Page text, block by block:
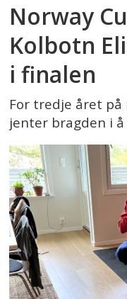
Norway
Kolbotn
i finalen
For tredje året
jenter bragden i å